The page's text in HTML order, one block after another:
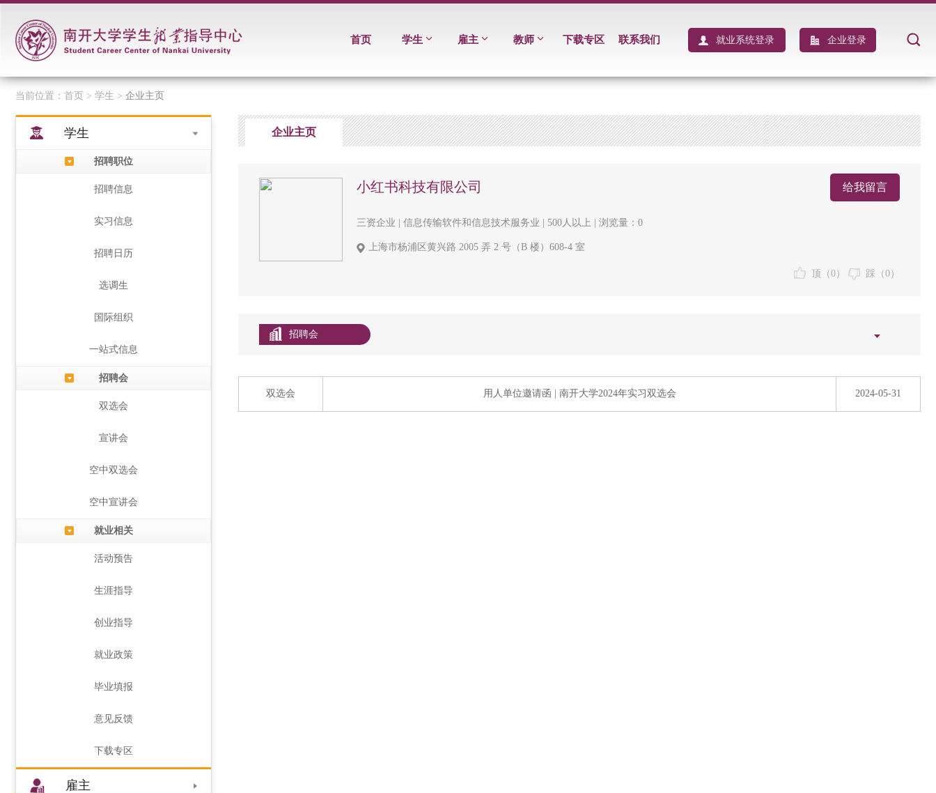
首页 学生 雇主 教师 下载专区 联系我们 就业系统登录 企业登录
当前位置： 首页 > 学生 > 企业主页
学生
招聘职位
招聘信息
实习信息
招聘日历
选调生
国际组织
一站式信息
招聘会
双选会
宣讲会
空中双选会
空中宣讲会
就业相关
活动预告
生涯指导
创业指导
就业政策
毕业填报
意见反馈
下载专区
雇主
企业主页
小红书科技有限公司 给我留言
三资企业 | 信息传输软件和信息技术服务业 | 500人以上 | 浏览量：0
上海市杨浦区黄兴路 2005 弄 2 号（B 楼）608-4 室
顶（0） 踩（0）
招聘会
双选会 用人单位邀请函 | ​南开大学2024年实习双选会 2024-05-31